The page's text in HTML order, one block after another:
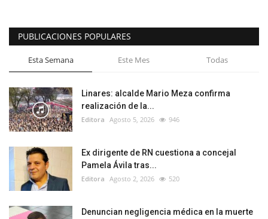
PUBLICACIONES POPULARES
Esta Semana Este Mes Todas
Linares: alcalde Mario Meza confirma
realización de la...
Editora Agosto 5, 2026 946
Ex dirigente de RN cuestiona a concejal
Pamela Ávila tras...
Editora Agosto 2, 2026 520
Denuncian negligencia médica en la muerte